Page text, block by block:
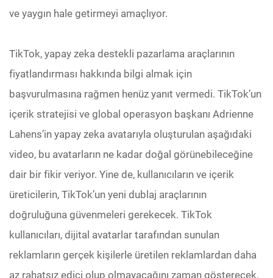
ve yaygın hale getirmeyi amaçlıyor.
TikTok, yapay zeka destekli pazarlama araçlarının
fiyatlandırması hakkında bilgi almak için
başvurulmasına rağmen henüz yanıt vermedi. TikTok’un
içerik stratejisi ve global operasyon başkanı Adrienne
Lahens’in yapay zeka avatarıyla oluşturulan aşağıdaki
video, bu avatarların ne kadar doğal görünebileceğine
dair bir fikir veriyor. Yine de, kullanıcıların ve içerik
üreticilerin, TikTok’un yeni dublaj araçlarının
doğruluğuna güvenmeleri gerekecek. TikTok
kullanıcıları, dijital avatarlar tarafından sunulan
reklamların gerçek kişilerle üretilen reklamlardan daha
az rahatsız edici olup olmayacağını zaman gösterecek.